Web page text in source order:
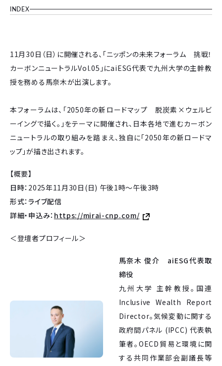
INDEX
11月30日（日）に開催される、「ニッポンの未来フォーラム 挑戦！
カーボンニュートラルVol.05」にaiESG代表で九州大学の主幹教
授を務める馬奈木が出演します。
本フォーラムは、「2050年の新ロードマップ 脱炭素×ウェルビ
ーイングで描く。」をテーマに開催され、日本各地で進むカーボン
ニュートラルの取り組みを踏まえ、独自に「2050年の新ロードマ
ップ」が描き出されます。
【概要】
日時： 2025年11月30日(日) 午後1時〜午後3時
形式：ライブ配信
詳細・申込み： https://mirai-cnp.com/
＜登壇者プロフィール＞
馬奈木 俊介 aiESG代表取
締役
九州大学 主幹教授。国連
Inclusive Wealth Report
Director。気候変動に関する
政府間パネル (IPCC) 代表執
筆者。OECD貿易と環境に関
する共同作業部会副議長等